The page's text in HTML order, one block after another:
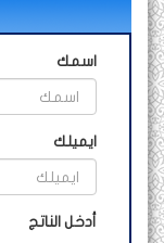
اسمك
ايميلك
أدخل الناتج